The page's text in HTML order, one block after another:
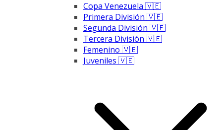
Copa Venezuela 🇻🇪
Primera División 🇻🇪
Segunda División 🇻🇪
Tercera División 🇻🇪
Femenino 🇻🇪
Juveniles 🇻🇪